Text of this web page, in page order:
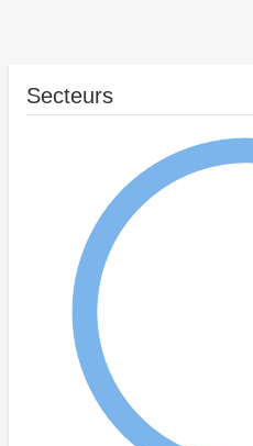
Secteurs